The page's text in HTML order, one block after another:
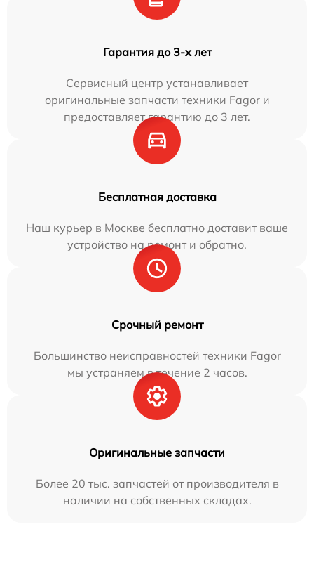
Гарантия до 3-х лет
Сервисный центр устанавливает
оригинальные запчасти техники Fagor и
предоставляет гарантию до 3 лет.
Бесплатная доставка
Наш курьер в Москве бесплатно доставит ваше
устройство на ремонт и обратно.
Срочный ремонт
Большинство неисправностей техники Fagor
мы устраняем в течение 2 часов.
Оригинальные запчасти
Более 20 тыс. запчастей от производителя в
наличии на собственных складах.